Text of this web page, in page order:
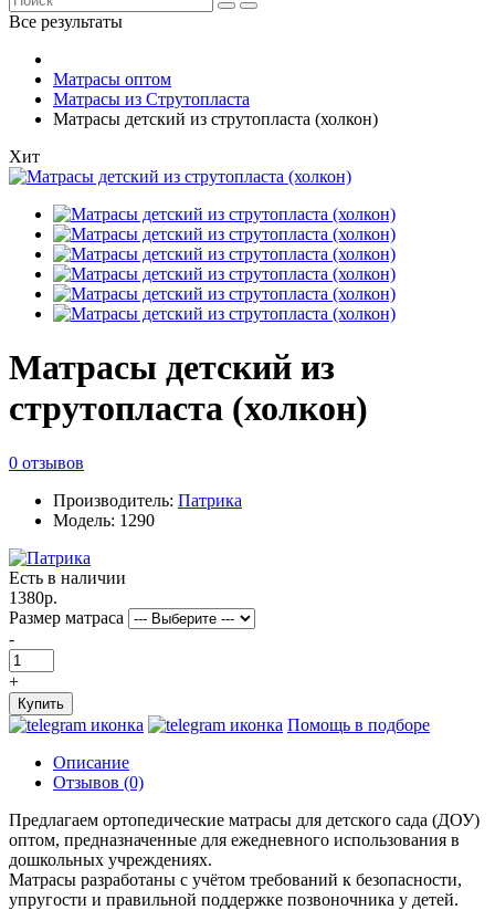
Все результаты
Матрасы оптом
Матрасы из Струтопласта
Матрасы детский из струтопласта (холкон)
Хит
Матрасы детский из
струтопласта (холкон)
0 отзывов
Производитель: Патрика
Модель: 1290
Есть в наличии
1380р.
Размер матраса
-
+
Купить
Помощь в подборе
Описание
Отзывов (0)
Предлагаем ортопедические матрасы для детского сада (ДОУ)
оптом, предназначенные для ежедневного использования в
дошкольных учреждениях.
Матрасы разработаны с учётом требований к безопасности,
упругости и правильной поддержке позвоночника у детей.